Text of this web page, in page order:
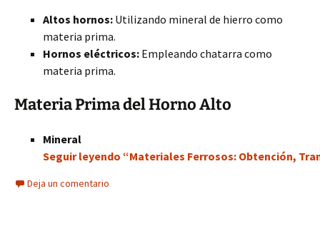
Altos hornos: Utilizando mineral de hierro como
materia prima.
Hornos eléctricos: Empleando chatarra como
materia prima.
Materia Prima del Horno Alto
Mineral
Seguir leyendo “Materiales Ferrosos: Obtención,
Deja un comentario